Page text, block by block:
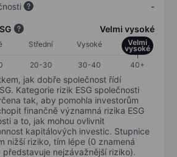
-
Velmi vysoké
Střední Vysoké Velmi
vysoké
20-30 30-40 40+
jak dobře společnost řídí
Kategorie rizik ESG společnosti
tak, aby pomohla investorům
finančně významná rizika ESG
a to, jak mohou ovlivnit
kapitálových investic. Stupnice
nižší riziko, tím lépe (0 znamená
nejzávažnější riziko).